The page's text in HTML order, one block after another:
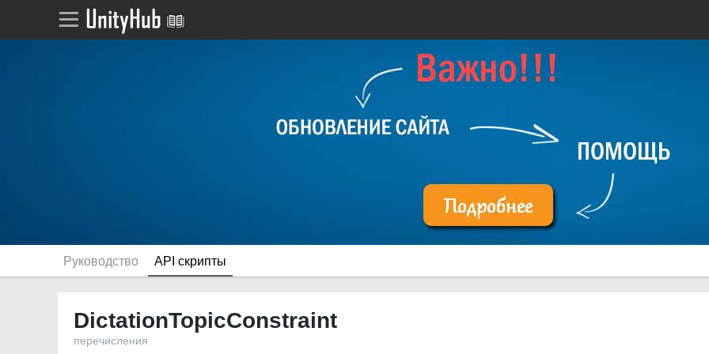
Руководство API скрипты
DictationTopicConstraint
перечисления